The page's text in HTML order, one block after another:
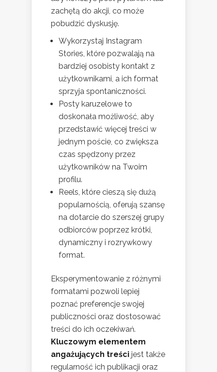
zachętą do akcji, co może
pobudzić dyskusję.
Wykorzystaj Instagram
Stories, które pozwalają na
bardziej osobisty kontakt z
użytkownikami, a ich format
sprzyja spontaniczności.
Posty karuzelowe to
doskonała możliwość, aby
przedstawić więcej treści w
jednym poście, co zwiększa
czas spędzony przez
użytkowników na Twoim
profilu.
Reels, które cieszą się dużą
popularnością, oferują szansę
na dotarcie do szerszej grupy
odbiorców poprzez krótki,
dynamiczny i rozrywkowy
format.
Eksperymentowanie z różnymi
formatami pozwoli lepiej
poznać preferencje swojej
publiczności oraz dostosować
treści do ich oczekiwań.
Kluczowym elementem
angażujących treści jest także
regularność ich publikacji oraz